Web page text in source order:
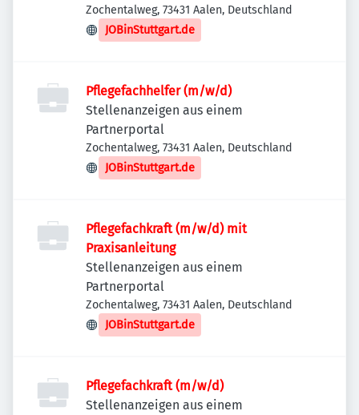
Zochentalweg, 73431 Aalen, Deutschland
JOBinStuttgart.de
Pflegefachhelfer (m/w/d)
Stellenanzeigen aus einem
Partnerportal
Zochentalweg, 73431 Aalen, Deutschland
JOBinStuttgart.de
Pflegefachkraft (m/w/d) mit
Praxisanleitung
Stellenanzeigen aus einem
Partnerportal
Zochentalweg, 73431 Aalen, Deutschland
JOBinStuttgart.de
Pflegefachkraft (m/w/d)
Stellenanzeigen aus einem